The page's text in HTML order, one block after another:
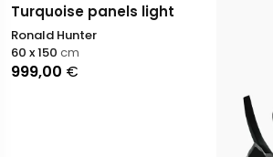
Turquoise panels light
Ronald Hunter
999,00 €
60 x 150 cm